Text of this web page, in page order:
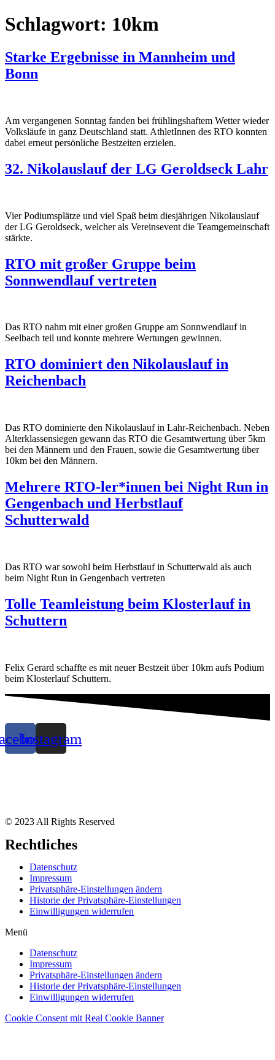
Schlagwort: 10km
Starke Ergebnisse in Mannheim und
Bonn
Am vergangenen Sonntag fanden bei frühlingshaftem Wetter wieder
Volksläufe in ganz Deutschland statt. AthletInnen des RTO konnten
dabei erneut persönliche Bestzeiten erzielen.
32. Nikolauslauf der LG Geroldseck Lahr
Vier Podiumsplätze und viel Spaß beim diesjährigen Nikolauslauf
der LG Geroldseck, welcher als Vereinsevent die Teamgemeinschaft
stärkte.
RTO mit großer Gruppe beim
Sonnwendlauf vertreten
Das RTO nahm mit einer großen Gruppe am Sonnwendlauf in
Seelbach teil und konnte mehrere Wertungen gewinnen.
RTO dominiert den Nikolauslauf in
Reichenbach
Das RTO dominierte den Nikolauslauf in Lahr-Reichenbach. Neben
Alterklassensiegen gewann das RTO die Gesamtwertung über 5km
bei den Männern und den Frauen, sowie die Gesamtwertung über
10km bei den Männern.
Mehrere RTO-ler*innen bei Night Run in
Gengenbach und Herbstlauf
Schutterwald
Das RTO war sowohl beim Herbstlauf in Schutterwald als auch
beim Night Run in Gengenbach vertreten
Tolle Teamleistung beim Klosterlauf in
Schuttern
Felix Gerard schaffte es mit neuer Bestzeit über 10km aufs Podium
beim Klosterlauf Schuttern.
Instagram
© 2023 All Rights Reserved
Rechtliches
Datenschutz
Impressum
Privatsphäre-Einstellungen ändern
Historie der Privatsphäre-Einstellungen
Einwilligungen widerrufen
Menü
Datenschutz
Impressum
Privatsphäre-Einstellungen ändern
Historie der Privatsphäre-Einstellungen
Einwilligungen widerrufen
Cookie Consent mit Real Cookie Banner